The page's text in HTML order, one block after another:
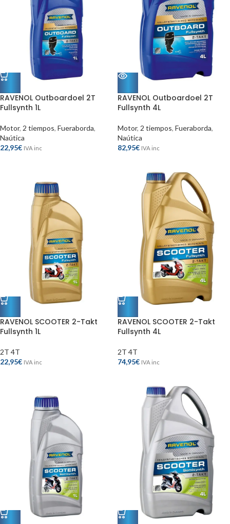
RAVENOL Outboardoel 2T
Fullsynth 1L
Motor, 2 tiempos, Fueraborda,
Naútica
22,95€ IVA inc
RAVENOL Outboardoel 2T
Fullsynth 4L
Motor, 2 tiempos, Fueraborda,
Naútica
82,95€ IVA inc
RAVENOL SCOOTER 2-Takt
Fullsynth 1L
2T 4T
22,95€ IVA inc
RAVENOL SCOOTER 2-Takt
Fullsynth 4L
2T 4T
74,95€ IVA inc